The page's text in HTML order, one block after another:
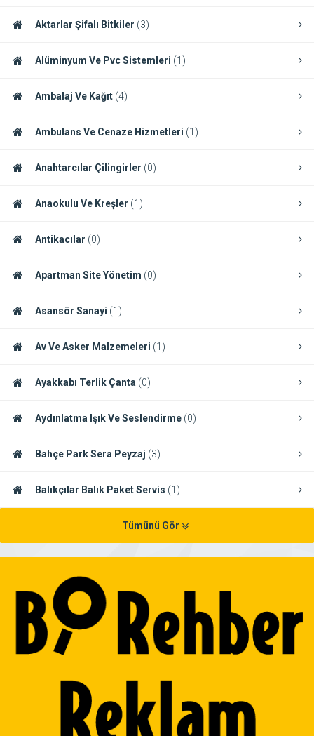
Aktarlar Şifalı Bitkiler (3)
Alüminyum Ve Pvc Sistemleri (1)
Ambalaj Ve Kağıt (4)
Ambulans Ve Cenaze Hizmetleri (1)
Anahtarcılar Çilingirler (0)
Anaokulu Ve Kreşler (1)
Antikacılar (0)
Apartman Site Yönetim (0)
Asansör Sanayi (1)
Av Ve Asker Malzemeleri (1)
Ayakkabı Terlik Çanta (0)
Aydınlatma Işık Ve Seslendirme (0)
Bahçe Park Sera Peyzaj (3)
Balıkçılar Balık Paket Servis (1)
Tümünü Gör